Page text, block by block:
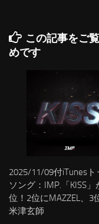
この記事をご
めです
2025/11/09付iTunesト
ソング：IMP.「KISS」
位！2位にMAZZEL、3
米津玄師